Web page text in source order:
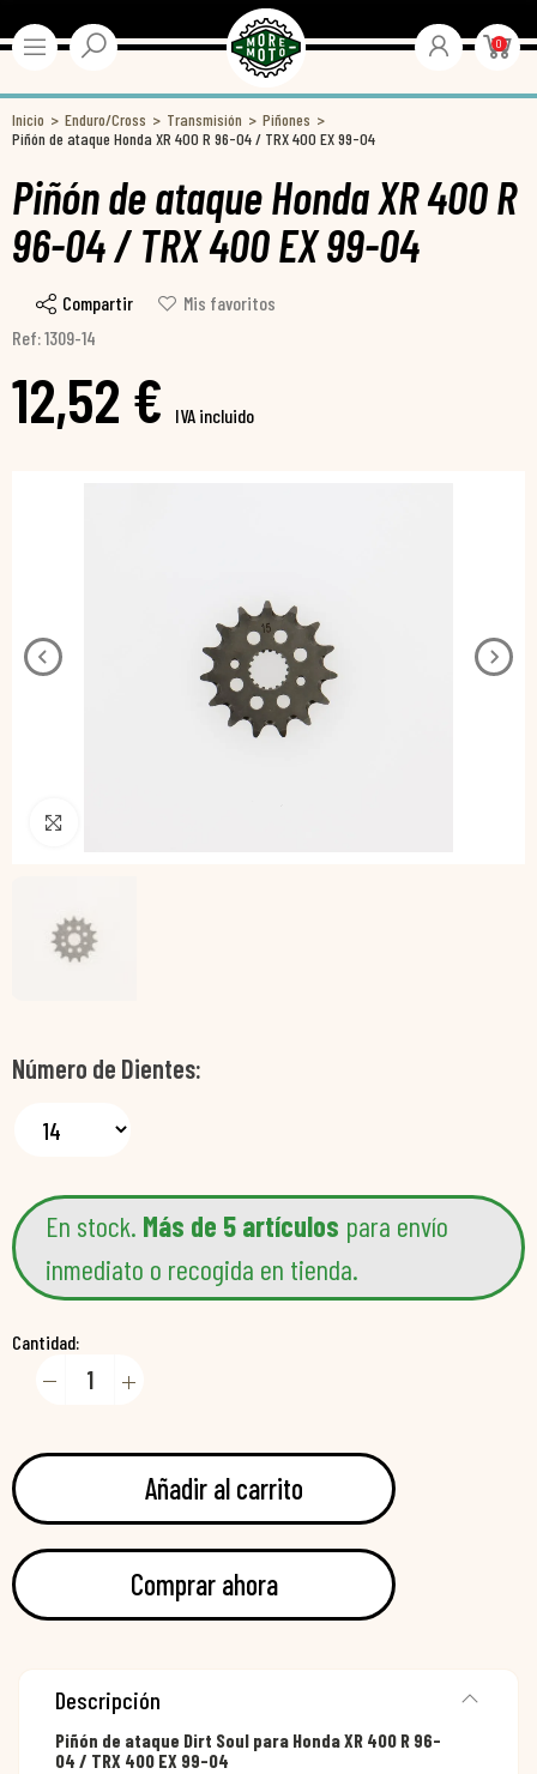
0
Inicio Enduro/Cross Transmisión
Piñones
Piñón de ataque Honda XR 400 R 96-04 / TRX 400 EX 99-04
Piñón de ataque Honda XR 400 R
96-04 / TRX 400 EX 99-04
Compartir
Mis favoritos
Ref: 1309-14
12,52 € IVA incluido
Número de Dientes
En stock. Más de 5 artículos para envío
inmediato o recogida en tienda.
Cantidad:
Añadir al carrito
Comprar ahora
Descripción
Piñón de ataque Dirt Soul para Honda XR 400 R 96-
04 / TRX 400 EX 99-04